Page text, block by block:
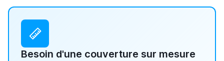
Besoin d'une couverture sur mesure